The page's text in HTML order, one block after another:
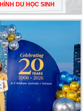
HÌNH DU HỌC SINH